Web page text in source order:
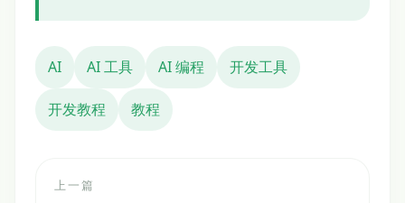
AI AI 工具 AI 编程 开发工具
开发教程 教程
上一篇